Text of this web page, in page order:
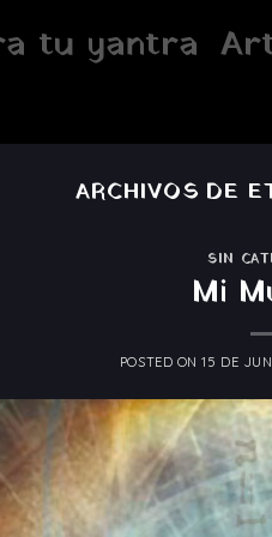
tu yantra
ARCHIVOS DE
SIN
Mi
POSTED ON15 DE